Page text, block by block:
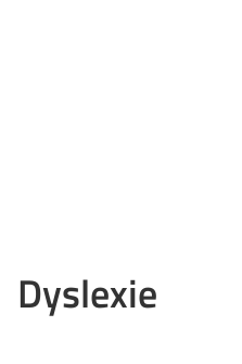
Dyslexie